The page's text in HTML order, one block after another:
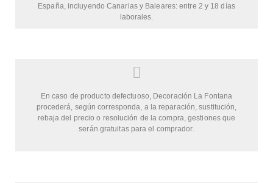
España, incluyendo Canarias y Baleares: entre 2 y 18 días
laborales.
En caso de producto defectuoso, Decoración La Fontana
procederá, según corresponda, a la reparación, sustitución,
rebaja del precio o resolución de la compra, gestiones que
serán gratuitas para el comprador.